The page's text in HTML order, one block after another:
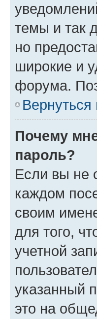
темы и так
но
широкие и
форума.
Вернуться
Почему
пароль?
Если вы не
каждом
своим
для того,
учетной
указанный
это на